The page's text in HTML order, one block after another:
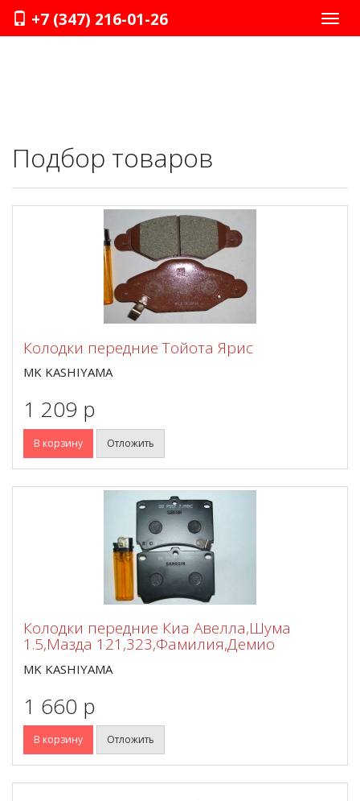
+7 (347) 216-01-26
Подбор товаров
Колодки передние Тойота Ярис
MK KASHIYAMA
1 209 p
В корзину Отложить
Колодки передние Киа Авелла,Шума
1.5,Мазда 121,323,Фамилия,Демио
MK KASHIYAMA
1 660 p
В корзину Отложить